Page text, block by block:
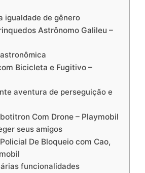
igualdade de gênero
Astrônomo Galileu –
Bicicleta e Fugitivo –
aventura de perseguição e
Com Drone – Playmobil
seus amigos
De Bloqueio com Cao,
funcionalidades